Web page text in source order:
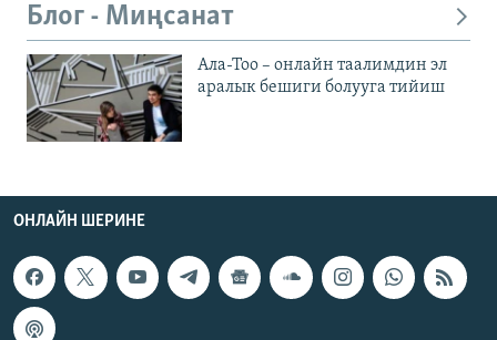
Блог - Миңсанат
Ала-Тоо – онлайн таалимдин эл
аралык бешиги болууга тийиш
ОНЛАЙН ШЕРИНЕ